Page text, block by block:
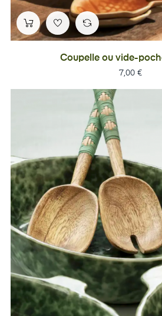
Coupelle ou vide-
Prix
7,00 €